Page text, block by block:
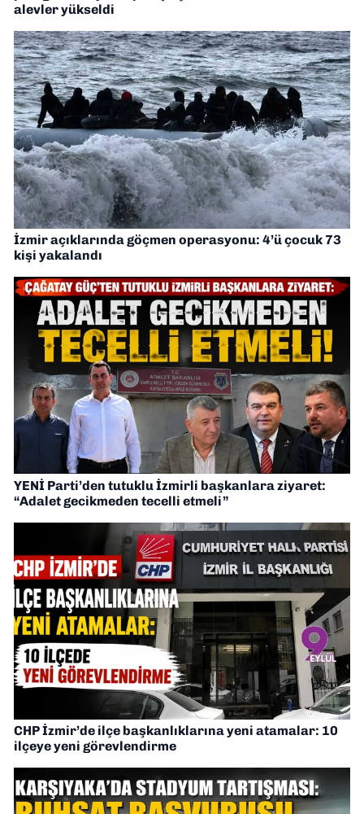
alevler yükseldi
İzmir açıklarında göçmen operasyonu: 4’ü çocuk 73
kişi yakalandı
YENİ Parti’den tutuklu İzmirli başkanlara ziyaret:
“Adalet gecikmeden tecelli etmeli”
CHP İzmir’de ilçe başkanlıklarına yeni atamalar: 10
ilçeye yeni görevlendirme